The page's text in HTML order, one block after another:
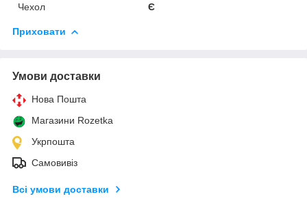
Чехол
Є
Приховати
Умови доставки
Нова Пошта
Магазини Rozetka
Укрпошта
Самовивіз
Всі умови доставки